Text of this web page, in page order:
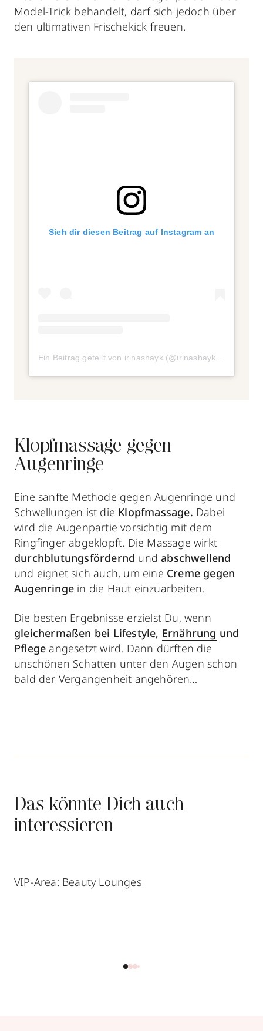
Model-Trick behandelt, darf sich jedoch über
den ultimativen Frischekick freuen.
Sieh dir diesen Beitrag auf Instagram an
Klopfmassage gegen
Augenringe
Eine sanfte Methode gegen Augenringe und
Schwellungen ist die Klopfmassage. Dabei
wird die Augenpartie vorsichtig mit dem
Ringfinger abgeklopft. Die Massage wirkt
durchblutungsfördernd undabschwellend
und eignet sich auch, um eine Creme gegen
Augenringe in die Haut einzuarbeiten.
Die besten Ergebnisse erzielst Du, wenn
gleichermaßen bei Lifestyle, Ernährung und
Pflege angesetzt wird. Dann dürften die
unschönen Schatten unter den Augen schon
bald der Vergangenheit angehören…
Das könnte Dich auch
interessieren
VIP-Area: Beauty Lounges